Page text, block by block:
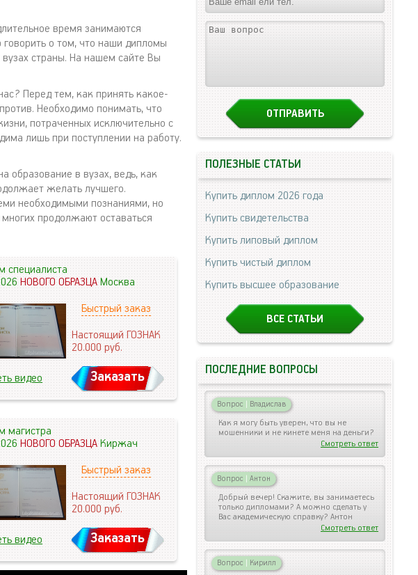
время занимаются
говорить о том, что наши дипломы
страны. На нашем сайте Вы
Перед тем, как принять какое-
Необходимо понимать, что
потраченных исключительно с
лишь при поступлении на работу.
образование в вузах, ведь, как
желать лучшего.
необходимыми познаниями, но
продолжают оставаться
специалиста
НОВОГО ОБРАЗЦАМосква
Быстрый заказ
Настоящий ГОЗНАК
20.000руб.
видео Заказать
магистра
НОВОГО ОБРАЗЦАКиржач
Быстрый заказ
Настоящий ГОЗНАК
20.000руб.
видео Заказать
ПОЛЕЗНЫЕ СТАТЬИ
Купить диплом 2026 года
Купить свидетельства
Купить липовый диплом
Купить чистый диплом
Купить высшее образование
ВСЕ СТАТЬИ
ПОСЛЕДНИЕ ВОПРОСЫ
Вопрос | Владислав
Как я могу быть уверен, что вы не
мошенники и не кинете меня на деньги?
Смотреть ответ
Вопрос | Антон
Добрый вечер! Скажите, вы занимаетесь
только дипломами? А можно сделать у
Вас академическую справку? Антон
Смотреть ответ
Вопрос | Кирилл